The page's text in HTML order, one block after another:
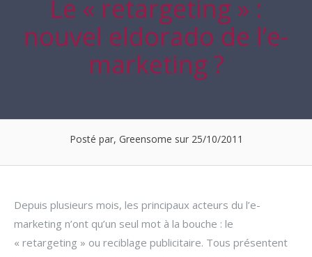
Le « retargeting » :
nouvel eldorado de l’e-
marketing ?
Posté par, Greensome sur 25/10/2011
Depuis plusieurs mois, les principaux acteurs du l’e-
marketing n’ont qu’un seul mot à la bouche : le
« retargeting » ou reciblage publicitaire. Tous présentent